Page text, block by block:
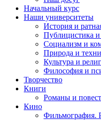
Начальный курс
Наши университеты
История и
Публицистика и
Социализм и
Природа и
Культура и
Философия и
Творчество
Книги
Романы и
Кино
Фильмография.